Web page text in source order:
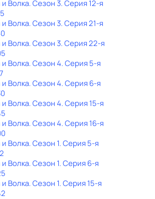
Волка. Сезон 3. Серия 12-я
Волка. Сезон 3. Серия 21-я
Волка. Сезон 3. Серия 22-я
Волка. Сезон 4. Серия 5-я
Волка. Сезон 4. Серия 6-я
Волка. Сезон 4. Серия 15-я
Волка. Сезон 4. Серия 16-я
Волка. Сезон 1. Серия 5-я
Волка. Сезон 1. Серия 6-я
Волка. Сезон 1. Серия 15-я